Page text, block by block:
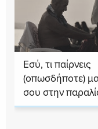
Εσύ, τι παίρνεις
(οπωσδήποτε)
σου στην